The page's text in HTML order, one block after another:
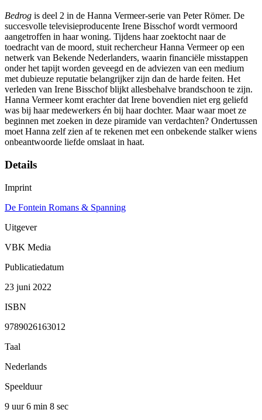
Bedrog is deel 2 in de Hanna Vermeer-serie van Peter Römer. De
succesvolle televisieproducente Irene Bisschof wordt vermoord
aangetroffen in haar woning. Tijdens haar zoektocht naar de
toedracht van de moord, stuit rechercheur Hanna Vermeer op een
netwerk van Bekende Nederlanders, waarin financiële misstappen
onder het tapijt worden geveegd en de adviezen van een medium
met dubieuze reputatie belangrijker zijn dan de harde feiten. Het
verleden van Irene Bisschof blijkt allesbehalve brandschoon te zijn.
Hanna Vermeer komt erachter dat Irene bovendien niet erg geliefd
was bij haar medewerkers én bij haar dochter. Maar waar moet ze
beginnen met zoeken in deze piramide van verdachten? Ondertussen
moet Hanna zelf zien af te rekenen met een onbekende stalker wiens
onbeantwoorde liefde omslaat in haat.
Details
Imprint
De Fontein Romans & Spanning
Uitgever
VBK Media
Publicatiedatum
23 juni 2022
ISBN
9789026163012
Taal
Nederlands
Speelduur
9 uur 6 min 8 sec